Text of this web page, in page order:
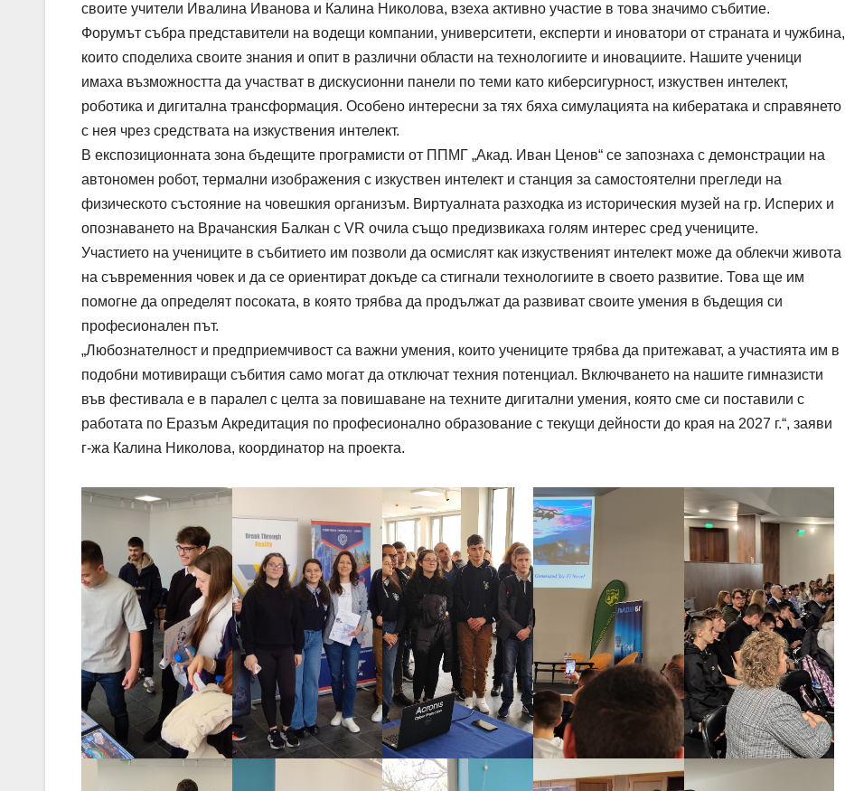
своите учители Ивалина Иванова и Калина Николова, взеха активно участие в това значимо събитие.
Форумът събра представители на водещи компании, университети, експерти и иноватори от страната и чужбина,
които споделиха своите знания и опит в различни области на технологиите и иновациите. Нашите ученици
имаха възможността да участват в дискусионни панели по теми като киберсигурност, изкуствен интелект,
роботика и дигитална трансформация. Особено интересни за тях бяха симулацията на кибератака и справянето
с нея чрез средствата на изкуствения интелект.
В експозиционната зона бъдещите програмисти от ППМГ „Акад. Иван Ценов“ се запознаха с демонстрации на
автономен робот, термални изображения с изкуствен интелект и станция за самостоятелни прегледи на
физическото състояние на човешкия организъм. Виртуалната разходка из историческия музей на гр. Исперих и
опознаването на Врачанския Балкан с VR очила също предизвикаха голям интерес сред учениците.
Участието на учениците в събитието им позволи да осмислят как изкуственият интелект може да облекчи живота
на съвременния човек и да се ориентират докъде са стигнали технологиите в своето развитие. Това ще им
помогне да определят посоката, в която трябва да продължат да развиват своите умения в бъдещия си
професионален път.
„Любознателност и предприемчивост са важни умения, които учениците трябва да притежават, а участията им в
подобни мотивиращи събития само могат да отключат техния потенциал. Включването на нашите гимназисти
във фестивала е в паралел с целта за повишаване на техните дигитални умения, която сме си поставили с
работата по Еразъм Акредитация по професионално образование с текущи дейности до края на 2027 г.“, заяви
г-жа Калина Николова, координатор на проекта.